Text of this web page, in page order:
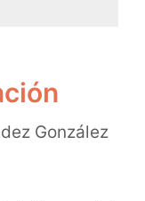
González